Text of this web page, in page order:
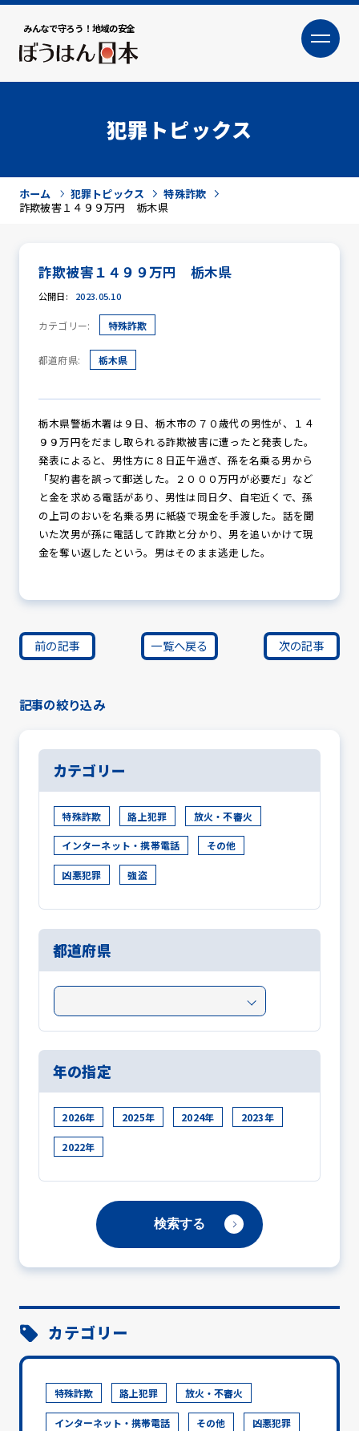
みんなで守ろう！地域の安全
大
防犯活動ニュース
防犯パトロール
防犯セミナー
防犯対策情報
犯罪トピックス
ホーム 犯罪トピックス
特殊詐欺
詐欺被害１４９９万円 栃木県
詐欺被害１４９９万円 栃木県
公開日: 2023.05.10
カテゴリー: 特殊詐欺
都道府県: 栃木県
栃木県警栃木署は９日、栃木市の７０歳代の男性が、１４
９９万円をだまし取られる詐欺被害に遭ったと発表した。
発表によると、男性方に８日正午過ぎ、孫を名乗る男から
「契約書を誤って郵送した。２０００万円が必要だ」など
と金を求める電話があり、男性は同日夕、自宅近くで、孫
の上司のおいを名乗る男に紙袋で現金を手渡した。話を聞
いた次男が孫に電話して詐欺と分かり、男を追いかけて現
金を奪い返したという。男はそのまま逃走した。
前の記事 一覧へ戻る 次の記事
記事の絞り込み
カテゴリー
特殊詐欺 路上犯罪 放火・不審火
インターネット・携帯電話 その他
凶悪犯罪 強盗
都道府県
年の指定
2026年 2025年 2024年 2023年
2022年
カテゴリー
特殊詐欺 路上犯罪 放火・不審火
インターネット・携帯電話 その他 凶悪犯罪